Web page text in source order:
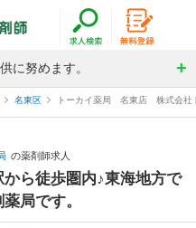
に努めます。
名東区 トーカイ薬局 名東店 株式会社
の薬剤師求人
から徒歩圏内♪東海地方で
局です。